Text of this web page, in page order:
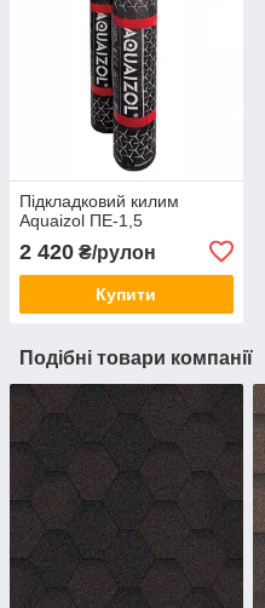
Підкладковий килим
Aquaizol ПЕ-1,5
2 420 ₴/рулон
Купити
Подібні товари компанії